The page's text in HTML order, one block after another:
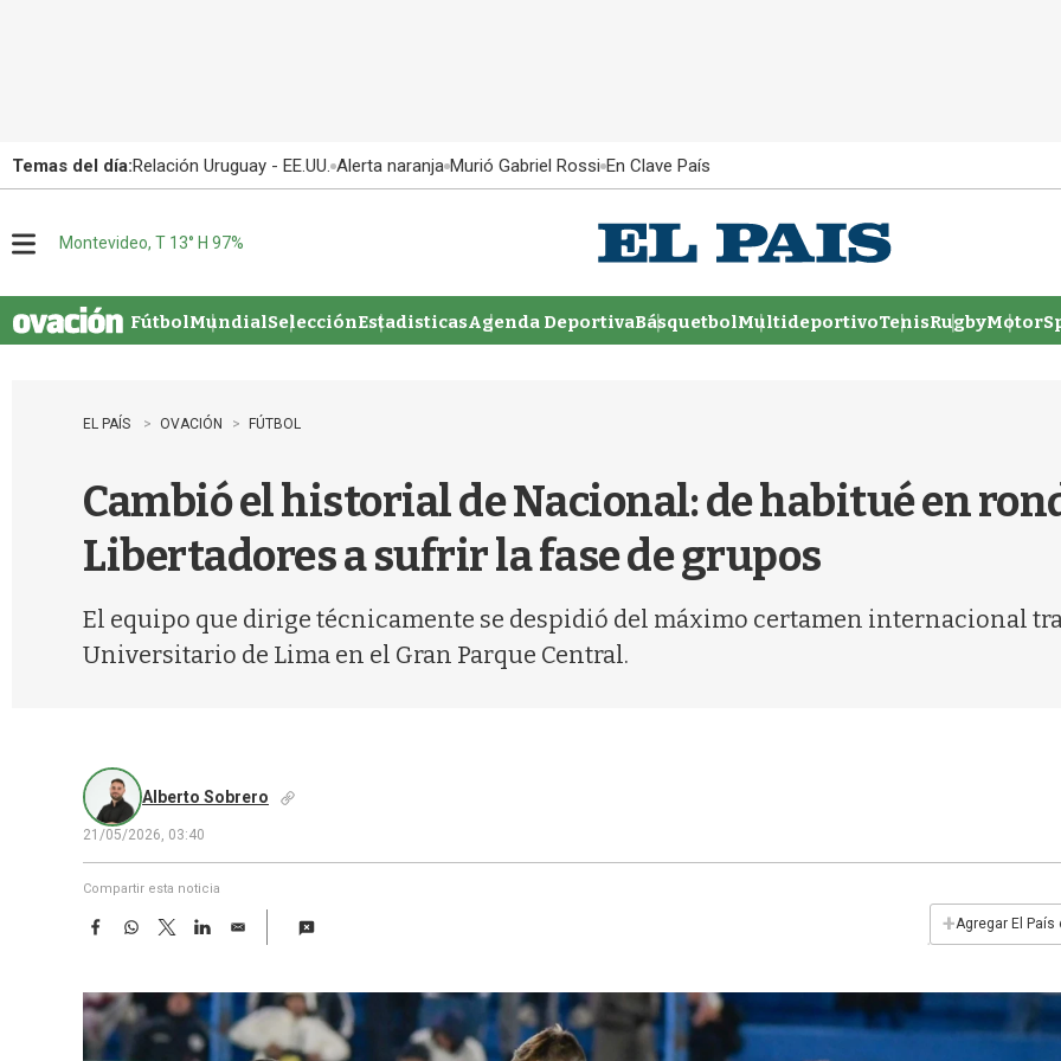
Temas del día:Relación Uruguay - EE.UU. Alerta naranja Murió Gabriel Rossi En Clave País
u
Montevideo, T 13° H 97%
FútbolMundialSelecciónEstadisticasAgenda DeportivaBásquetbolMultideportivoTenisRugby
EL PAÍS OVACIÓN FÚTBOL
Cambió el historial de Nacional: de habitué en
Libertadores a sufrir la fase de grupos
El equipo que dirige técnicamente se despidió del máximo certamen internacional
Universitario de Lima en el Gran Parque Central.
Alberto Sobrero
21/05/2026, 03:40
Compartir esta noticia
F
e
b
o
W
t
s
A
T
w
t
t
L
k
d
E
i
l
+Agregar El País